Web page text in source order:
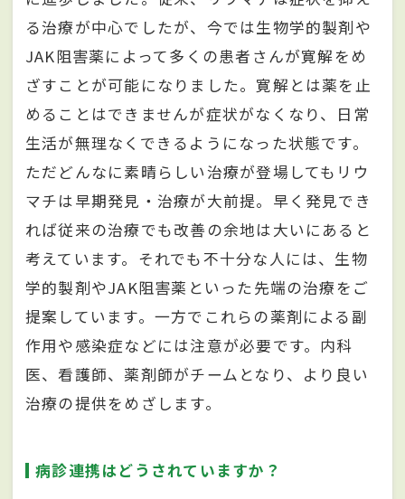
る治療が中心でしたが、今では生物学的製剤や
JAK阻害薬によって多くの患者さんが寛解をめ
ざすことが可能になりました。寛解とは薬を止
めることはできませんが症状がなくなり、日常
生活が無理なくできるようになった状態です。
ただどんなに素晴らしい治療が登場してもリウ
マチは早期発見・治療が大前提。早く発見でき
れば従来の治療でも改善の余地は大いにあると
考えています。それでも不十分な人には、生物
学的製剤やJAK阻害薬といった先端の治療をご
提案しています。一方でこれらの薬剤による副
作用や感染症などには注意が必要です。内科
医、看護師、薬剤師がチームとなり、より良い
治療の提供をめざします。
病診連携はどうされていますか？